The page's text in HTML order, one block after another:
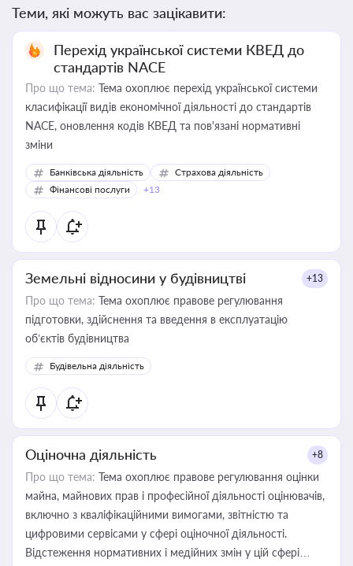
Теми, які можуть вас зацікавити:
Перехід української системи КВЕД до
стандартів NACE
Про що тема: Тема охоплює перехід української системи
класифікації видів економічної діяльності до стандартів
NACE, оновлення кодів КВЕД та пов'язані нормативні
зміни
Банківська діяльність
Страхова діяльність
Фінансові послуги
+13
Земельні відносини у будівництві +13
Про що тема: Тема охоплює правове регулювання
підготовки, здійснення та введення в експлуатацію
об’єктів будівництва
Будівельна діяльність
Оціночна діяльність +8
Про що тема: Тема охоплює правове регулювання оцінки
майна, майнових прав і професійної діяльності оцінювачів,
включно з кваліфікаційними вимогами, звітністю та
цифровими сервісами у сфері оціночної діяльності.
Відстеження нормативних і медійних змін у цій сфері